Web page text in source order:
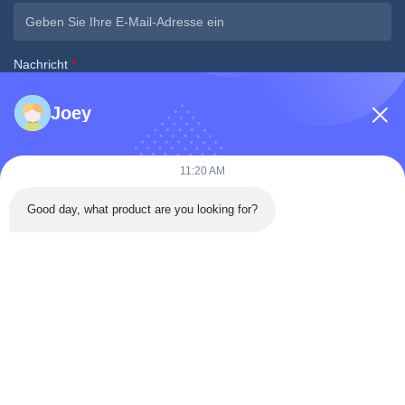
Nachricht *
Jetzt einreichen
Joey
11:20 AM
Good day, what product are you looking for?